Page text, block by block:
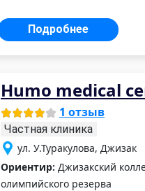
Подробнее
Humo medical
1 отзыв
Частная клиника
ул. У.Туракулова, Джизак
Ориентир: Джизакский
олимпийского резерва